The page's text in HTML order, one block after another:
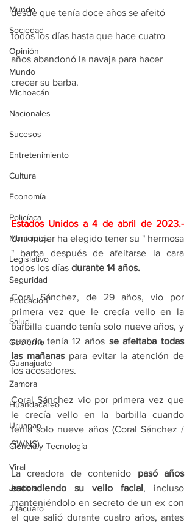
Mundo
Sociedad
Opinión
Mundo
Michoacán
Nacionales
Sucesos
Entretenimiento
Cultura
Economía
Policíaca
Municipios
Legislativo
Seguridad
Educación
Salud
Gobierno
Guanajuato
Zamora
Huandacareo
Uruapan
Ciencia y Tecnología
Viral
Justicia
Zitácuaro
desde que tenía doce años se afeitó
todos los días hasta que hace cuatro
años abandonó la navaja para hacer
crecer su barba.
Una mujer ha elegido tener su " hermosa
" barba después de afeitarse la cara
todos los días durante 14 años.
Coral Sánchez, de 29 años, vio por
primera vez que le crecía vello en la
barbilla cuando tenía solo nueve años, y
cuando tenía 12 años se afeitaba todas
las mañanas para evitar la atención de
los acosadores.
Coral Sánchez vio por primera vez que
le crecía vello en la barbilla cuando
tenía solo nueve años (Coral Sánchez /
SWNS).
La creadora de contenido pasó años
escondiendo su vello facial, incluso
manteniéndolo en secreto de un ex con
el que salió durante cuatro años, antes